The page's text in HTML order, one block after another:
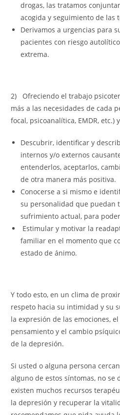
drogas, las tratamos
acogida y seguimiento de las
Derivamos a urgencias para
pacientes con riesgo
extrema.
2) Ofreciendo el trabajo
más a las necesidades de cada
focal, psicoanalítica, EMDR, etc.)
Descubrir, identificar y
internos y/o externos
entenderlos, aceptarlos,
de otra manera más positiva.
Conocerse a si mismo e
su personalidad que puedan
sufrimiento actual, para
Estimular y motivar la
familiar en el momento que
estado de ánimo.
Y todo esto, en un clima de
respeto hacia su intimidad y su
la expresión de las emociones,
pensamiento y el cambio
de la depresión.
Si usted o alguna persona
alguno de estos síntomas, no se
existen muchos recursos
la depresión y recuperar la